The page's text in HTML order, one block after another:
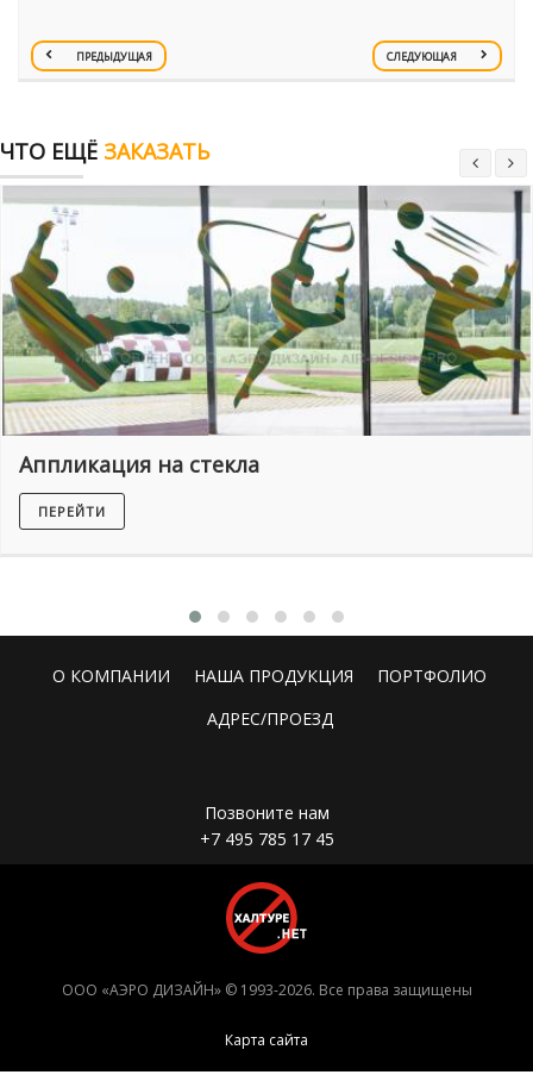
ПРЕДЫДУЩАЯ СЛЕДУЮЩАЯ
ЧТО ЕЩЁ ЗАКАЗАТЬ
Аппликация на стекла
ПЕРЕЙТИ
О КОМПАНИИ НАША ПРОДУКЦИЯ
ПОРТФОЛИО
АДРЕС/ПРОЕЗД
Позвоните нам
+7 495 785 17 45
ООО «АЭРО ДИЗАЙН» © 1993-2026. Все права защищены
Карта сайта